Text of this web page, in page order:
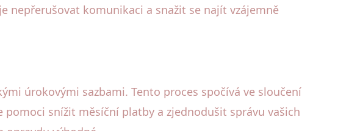
nepřerušovat komunikaci a snažit se najít vzájemně
úrokovými sazbami. Tento proces spočívá ve sloučení
snížit měsíční platby a zjednodušit správu vašich